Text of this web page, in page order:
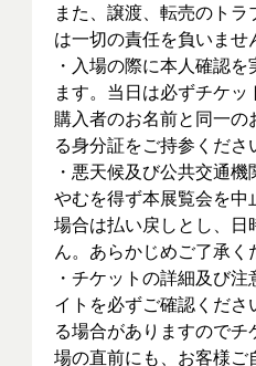
また、譲渡、転売のト
は一切の責任を負いませ
・入場の際に本人確認
ます。当日は必ずチケ
購入者のお名前と同一の
る身分証をご持参くださ
・悪天候及び公共交通
やむを得ず本展覧会を中
場合は払い戻しとし、日
ん。あらかじめご了承く
・チケットの詳細及び
イトを必ずご確認くださ
る場合がありますので
場の直前にも、お客様ご